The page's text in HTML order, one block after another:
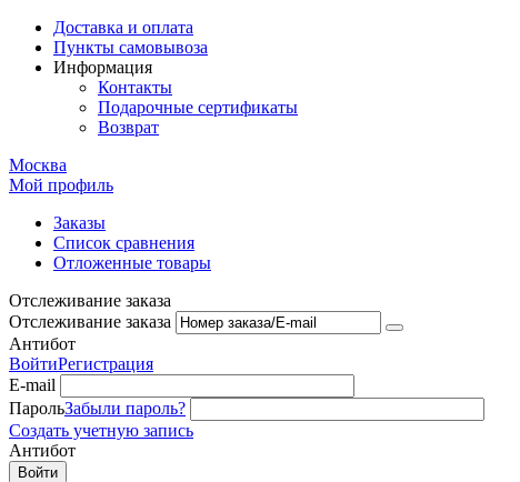
Доставка и оплата
Пункты самовывоза
Информация
Контакты
Подарочные сертификаты
Возврат
Москва
Мой профиль
Заказы
Список сравнения
Отложенные товары
Отслеживание заказа
Отслеживание заказа
Антибот
ВойтиРегистрация
E-mail
ПарольЗабыли пароль?
Создать учетную запись
Антибот
Войти